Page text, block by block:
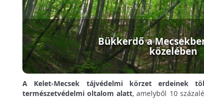
Bükkerdő a
közelében
A Kelet-Mecsek tájvédelmi körzet erdeinek
természetvédelmi oltalom alatt, amelyből 10